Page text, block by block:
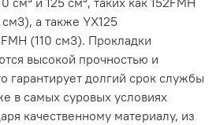
а также YX125
(110 см3). Прокладки
высокой прочностью и
гарантирует долгий срок службы
в самых суровых условиях
качественному материалу, из